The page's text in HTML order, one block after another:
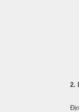
2.